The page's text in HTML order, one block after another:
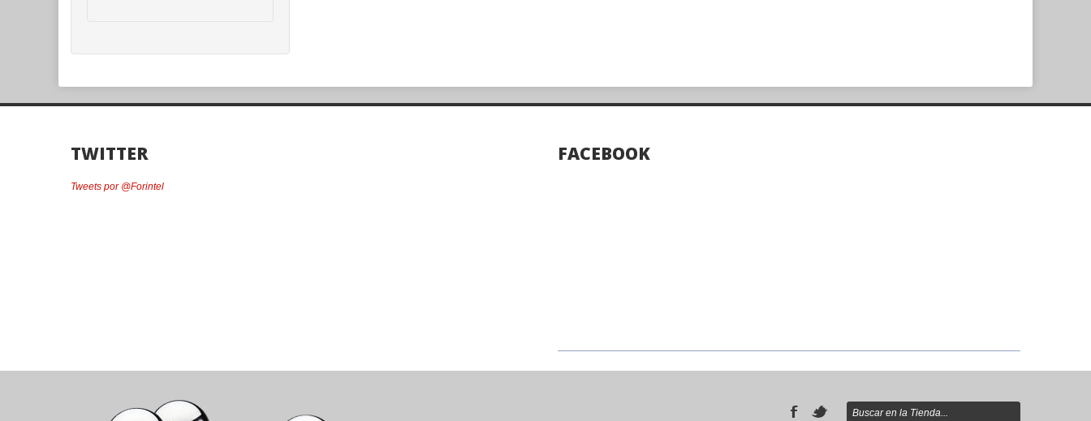
TWITTER
Tweets por @Forintel
FACEBOOK